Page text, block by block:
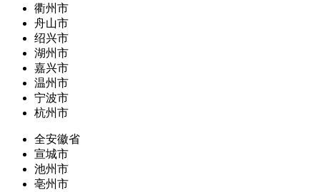
衢州市
舟山市
绍兴市
湖州市
嘉兴市
温州市
宁波市
杭州市
全安徽省
宣城市
池州市
亳州市